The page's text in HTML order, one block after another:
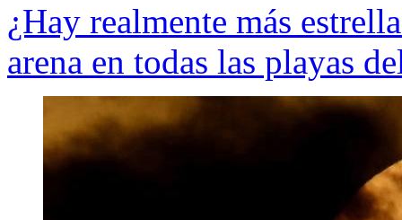
¿Hay realmente más
arena en todas las playas